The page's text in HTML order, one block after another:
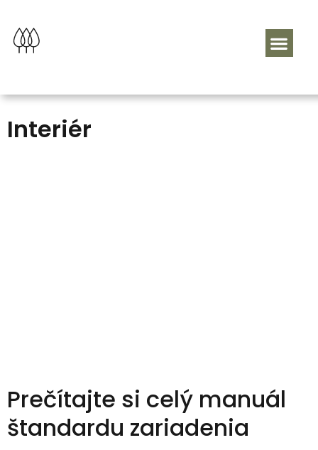
Interiér
Prečítajte si celý manuál
štandardu zariadenia